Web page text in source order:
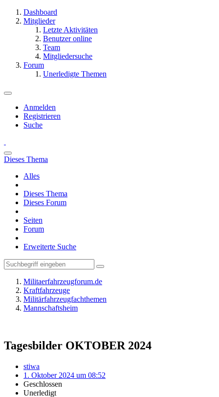
Dashboard
Mitglieder
Letzte Aktivitäten
Benutzer online
Team
Mitgliedersuche
Forum
Unerledigte Themen
Anmelden
Registrieren
Suche
Dieses Thema
Alles
Dieses Thema
Dieses Forum
Seiten
Forum
Erweiterte Suche
Militaerfahrzeugforum.de
Kraftfahrzeuge
Militärfahrzeugfachthemen
Mannschaftsheim
Tagesbilder OKTOBER 2024
stiwa
1. Oktober 2024 um 08:52
Geschlossen
Unerledigt